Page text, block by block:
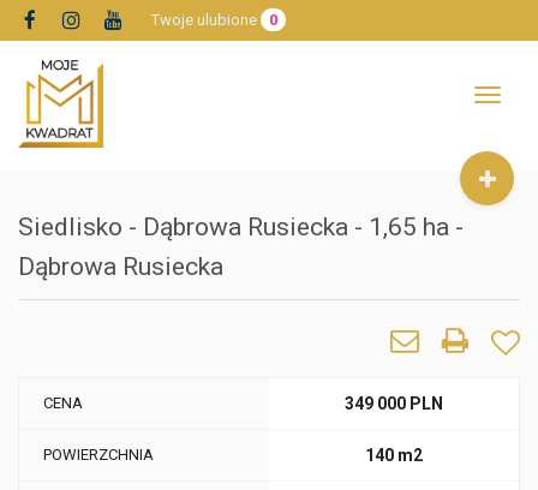
Twoje ulubione 0
Toggle
Siedlisko - Dąbrowa Rusiecka - 1,65 ha -
Dąbrowa Rusiecka
CENA 349 000 PLN
POWIERZCHNIA 140 m2